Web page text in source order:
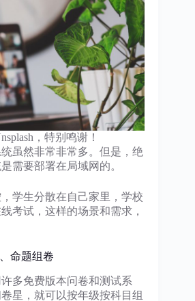
，特别鸣谢！
虽然非常非常多。但是，绝
需要部署在局域网的。
学生分散在自己家里，学校
考试，这样的场景和需求，
命题组卷
多免费版本问卷和测试系
星，就可以按年级按科目组